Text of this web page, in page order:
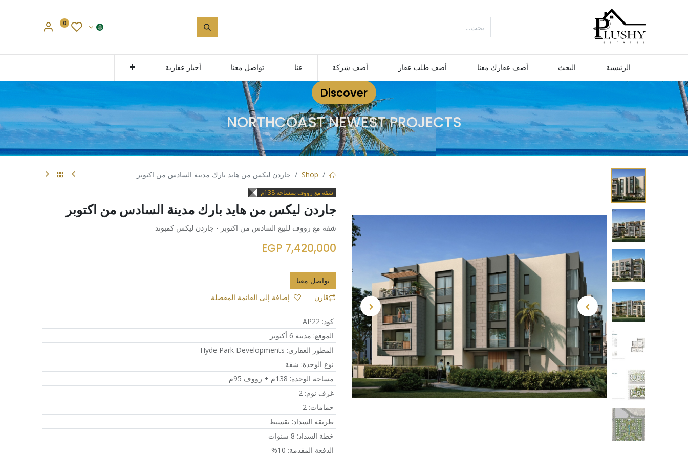
0
الرئيسية البحث أضف عقارك معنا أضف طلب عقار أضف شركة عنا تواصل معنا أخبار عقارية
Discover
NORTHCOAST NEWEST PROJECTS
Shop جاردن ليكس من هايد بارك مدينة السادس من اكتوبر
شقة مع رووف بمساحة 138م
جاردن ليكس من هايد بارك مدينة السادس من اكتوبر
شقة مع رووف للبيع السادس من اكتوبر - جاردن ليكس كمبوند
7,420,000
تواصل معنا
قارن إضافة إلى القائمة المفضلة
كود:
AP22
الموقع: مدينة 6 أكتوبر
المطور العقاري:
Hyde Park Developments
نوع الوحدة: شقة
مساحة الوحدة: 138م + رووف 95م
غرف نوم:
2
حمامات:
2
طريقة السداد: تقسيط
خطة السداد: 8 سنوات
الدفعة المقدمة:
10%